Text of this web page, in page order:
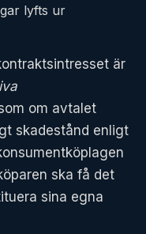
lyfts ur
är
om avtalet
skadestånd enligt
ska få det
sina egna